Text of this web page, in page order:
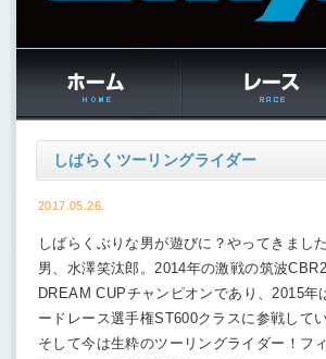
しばらくツーリングライダー
2017.05.26.
しばらくぶりな男が遊びに？やってきまし
男、水澤笑汰郎。2014年の激戦の筑波
DREAM CUPチャンピオンであり、2015年
ードレース選手権ST600クラスに参戦してい
そして今は生粋のツーリングライダー！フ